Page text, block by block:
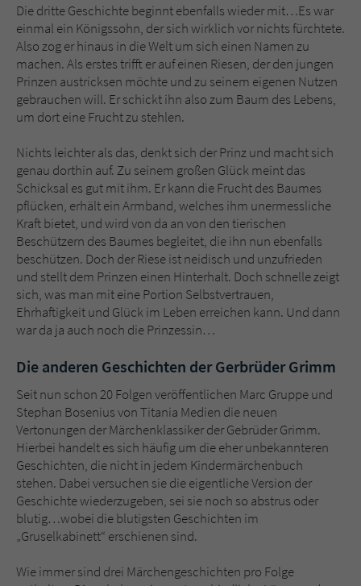
Die dritte Geschichte beginnt ebenfalls wieder mit…Es war
einmal ein Königssohn, der sich wirklich vor nichts fürchtete.
Also zog er hinaus in die Welt um sich einen Namen zu
machen. Als erstes trifft er auf einen Riesen, der den jungen
Prinzen austricksen möchte und zu seinem eigenen Nutzen
gebrauchen will. Er schickt ihn also zum Baum des Lebens,
um dort eine Frucht zu stehlen.
Nichts leichter als das, denkt sich der Prinz und macht sich
genau dorthin auf. Zu seinem großen Glück meint das
Schicksal es gut mit ihm. Er kann die Frucht des Baumes
pflücken, erhält ein Armband, welches ihm unermessliche
Kraft bietet, und wird von da an von den tierischen
Beschützern des Baumes begleitet, die ihn nun ebenfalls
beschützen. Doch der Riese ist neidisch und unzufrieden
und stellt dem Prinzen einen Hinterhalt. Doch schnelle zeigt
sich, was man mit eine Portion Selbstvertrauen,
Ehrhaftigkeit und Glück im Leben erreichen kann. Und dann
war da ja auch noch die Prinzessin…
Die anderen Geschichten der Gerbrüder Grimm
Seit nun schon 20 Folgen veröffentlichen Marc Gruppe und
Stephan Bosenius von Titania Medien die neuen
Vertonungen der Märchenklassiker der Gebrüder Grimm.
Hierbei handelt es sich häufig um die eher unbekannteren
Geschichten, die nicht in jedem Kindermärchenbuch
stehen. Dabei versuchen sie die eigentliche Version der
Geschichte wiederzugeben, sei sie noch so abstrus oder
blutig…wobei die blutigsten Geschichten im
„Gruselkabinett“ erschienen sind.
Wie immer sind drei Märchengeschichten pro Folge